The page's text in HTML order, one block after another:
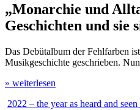
„Monarchie und
Geschichten und
Das Debütalbum der Fehlfarben
Musikgeschichte geschrieben.
» weiterlesen
2022 – the year as heard and